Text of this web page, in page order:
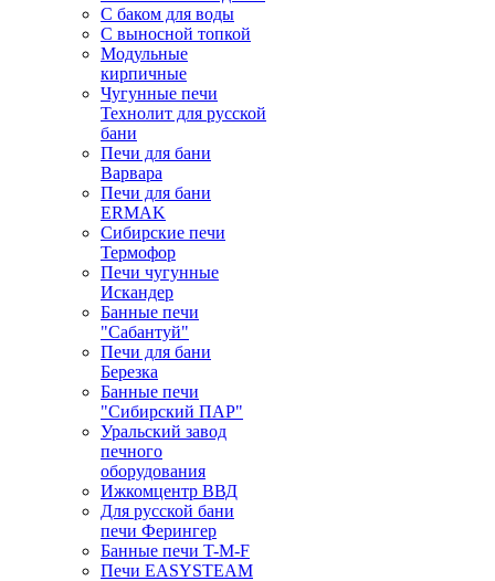
С баком для воды
С выносной топкой
Модульные
кирпичные
Чугунные печи
Технолит для русской
бани
Печи для бани
Варвара
Печи для бани
ERMAK
Сибирские печи
Термофор
Печи чугунные
Искандер
Банные печи
"Сабантуй"
Печи для бани
Березка
Банные печи
"Сибирский ПАР"
Уральский завод
печного
оборудования
Ижкомцентр ВВД
Для русской бани
печи Ферингер
Банные печи T-M-F
Печи EASYSTEAM